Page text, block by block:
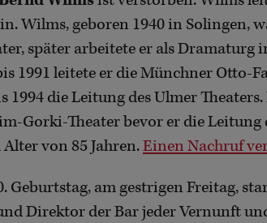
Wilms, geboren 1940 in Solingen,
später arbeitete er als Dramaturg
1991 leitete er die Münchner Otto-
1994 die Leitung des Ulmer
Gorki-Theater bevor er die Leitung
von 85 Jahren.Einen Nachruf
Geburtstag, am gestrigen Freitag,
Direktor der Bar jeder Vernunft